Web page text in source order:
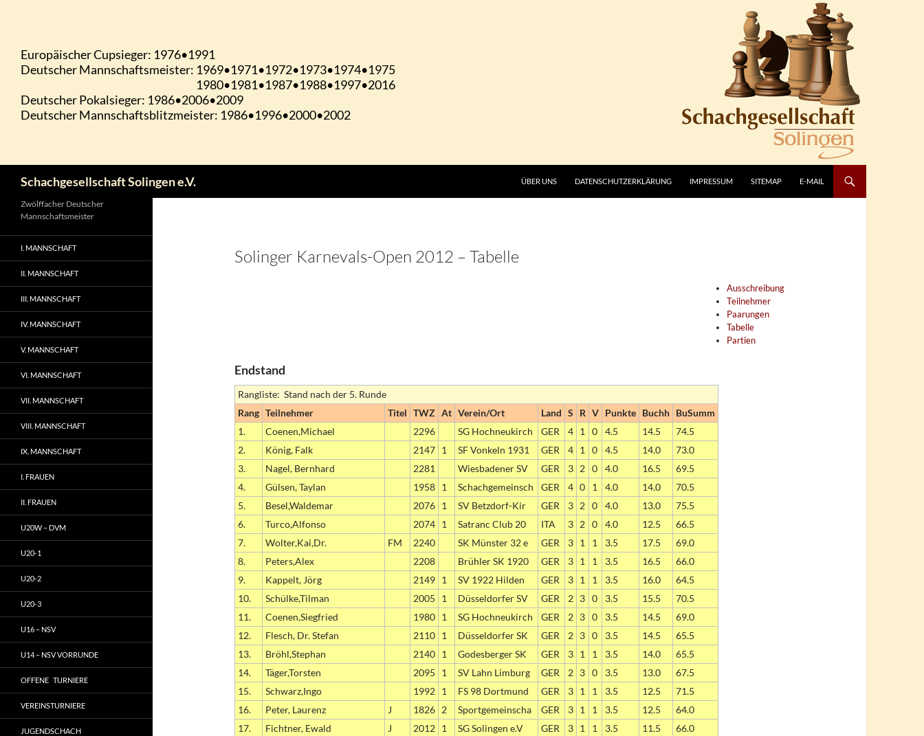
Schachgesellschaft Solingen e.V. ÜBER UNS DATENSCHUTZERKLÄRUNG IMPRESSUM SITEMAP E-MAIL
Solinger Karnevals-Open 2012 – Tabelle
Ausschreibung
Teilnehmer
Paarungen
Tabelle
Partien
Endstand
Rangliste: Stand nach der 5. Runde
Rang Teilnehmer Titel TWZ At Verein/Ort Land S R V Punkte Buchh BuSumm
1.
Coenen,Michael 2296 SG Hochneukirch GER 4 1 0 4.5 14.5
74.5
2.
König, Falk 2147 1 SF Vonkeln 1931 GER 4 1 0 4.5 14.0
73.0
3.
Nagel, Bernhard 2281 Wiesbadener SV GER 3 2 0 4.0 16.5
69.5
4.
Gülsen, Taylan 1958 1 Schachgemeinsch GER 4 0 1 4.0 14.0
70.5
5.
Besel,Waldemar 2076 1 SV Betzdorf-Kir GER 3 2 0 4.0 13.0
75.5
6.
Turco,Alfonso 2074 1 Satranc Club 20 ITA 3 2 0 4.0 12.5
66.5
7.
Wolter,Kai,Dr. FM 2240 SK Münster 32 e GER 3 1 1 3.5 17.5
69.0
8.
Peters,Alex 2208 Brühler SK 1920 GER 3 1 1 3.5 16.5
66.0
9.
Kappelt, Jörg 2149 1 SV 1922 Hilden GER 3 1 1 3.5 16.0
64.5
10.
Schülke,Tilman 2005 1 Düsseldorfer SV GER 2 3 0 3.5 15.5
70.5
11.
Coenen,Siegfried 1980 1 SG Hochneukirch GER 2 3 0 3.5 14.5
69.0
12.
Flesch, Dr. Stefan 2110 1 Düsseldorfer SK GER 2 3 0 3.5 14.5
65.5
13.
Bröhl,Stephan 2140 1 Godesberger SK GER 3 1 1 3.5 14.0
65.5
14.
Täger,Torsten 2095 1 SV Lahn Limburg GER 2 3 0 3.5 13.0
67.5
15.
Schwarz,Ingo 1992 1 FS 98 Dortmund GER 3 1 1 3.5 12.5
71.5
16.
Peter, Laurenz J 1826 2 Sportgemeinscha GER 3 1 1 3.5 12.5
64.0
17.
Fichtner, Ewald J 2012 1 SG Solingen e.V GER 3 1 1 3.5 11.5
66.0
Zwölffacher Deutscher
Mannschaftsmeister
I. MANNSCHAFT
II. MANNSCHAFT
III. MANNSCHAFT
IV. MANNSCHAFT
V. MANNSCHAFT
VI. MANNSCHAFT
VII. MANNSCHAFT
VIII. MANNSCHAFT
IX. MANNSCHAFT
I. FRAUEN
II. FRAUEN
U20W – DVM
U20-1
U20-2
U20-3
U16 – NSV
U14 – NSV VORRUNDE
OFFENE TURNIERE
VEREINSTURNIERE
JUGENDSCHACH